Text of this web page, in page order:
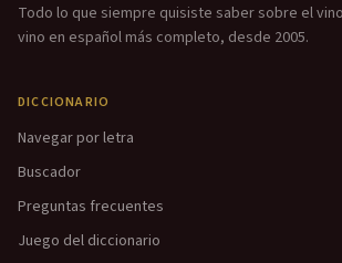
Todo lo que siempre quisiste saber sobre el
vino en español más completo, desde 2005.
DICCIONARIO
Navegar por letra
Buscador
Preguntas frecuentes
Juego del diccionario